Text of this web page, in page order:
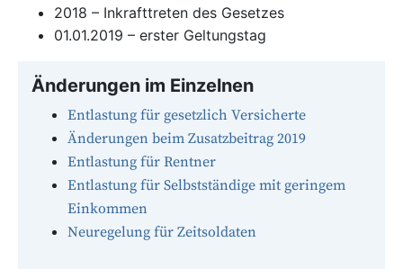
2018 – Inkrafttreten des Gesetzes
01.01.2019 – erster Geltungstag
Änderungen im Einzelnen
Entlastung für gesetzlich Versicherte
Änderungen beim Zusatzbeitrag 2019
Entlastung für Rentner
Entlastung für Selbstständige mit geringem
Einkommen
Neuregelung für Zeitsoldaten